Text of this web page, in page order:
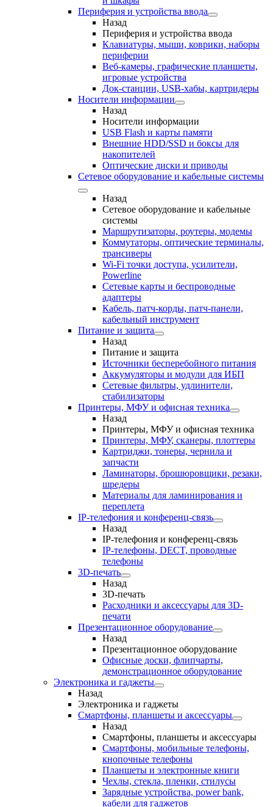
Периферия и устройства ввода
Назад
Периферия и устройства ввода
Клавиатуры, мыши, коврики, наборы
периферии
Веб-камеры, графические планшеты,
игровые устройства
Док-станции, USB-хабы, картридеры
Носители информации
Назад
Носители информации
USB Flash и карты памяти
Внешние HDD/SSD и боксы для
накопителей
Оптические диски и приводы
Сетевое оборудование и кабельные системы
Назад
Сетевое оборудование и кабельные
системы
Маршрутизаторы, роутеры, модемы
Коммутаторы, оптические терминалы,
трансиверы
Wi-Fi точки доступа, усилители,
Powerline
Сетевые карты и беспроводные
адаптеры
Кабель, патч-корды, патч-панели,
кабельный инструмент
Питание и защита
Назад
Питание и защита
Источники бесперебойного питания
Аккумуляторы и модули для ИБП
Сетевые фильтры, удлинители,
стабилизаторы
Принтеры, МФУ и офисная техника
Назад
Принтеры, МФУ и офисная техника
Принтеры, МФУ, сканеры, плоттеры
Картриджи, тонеры, чернила и
запчасти
Ламинаторы, брошюровщики, резаки,
шредеры
Материалы для ламинирования и
переплета
IP-телефония и конференц-связь
Назад
IP-телефония и конференц-связь
IP-телефоны, DECT, проводные
телефоны
3D-печать
Назад
3D-печать
Расходники и аксессуары для 3D-
печати
Презентационное оборудование
Назад
Презентационное оборудование
Офисные доски, флипчарты,
демонстрационное оборудование
Электроника и гаджеты
Назад
Электроника и гаджеты
Смартфоны, планшеты и аксессуары
Назад
Смартфоны, планшеты и аксессуары
Смартфоны, мобильные телефоны,
кнопочные телефоны
Планшеты и электронные книги
Чехлы, стекла, пленки, стилусы
Зарядные устройства, power bank,
кабели для гаджетов